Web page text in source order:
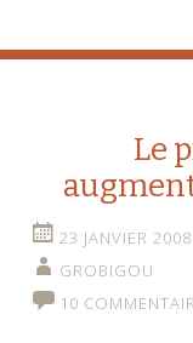
Le
23 JANVIER 2008
GROBIGOU
10